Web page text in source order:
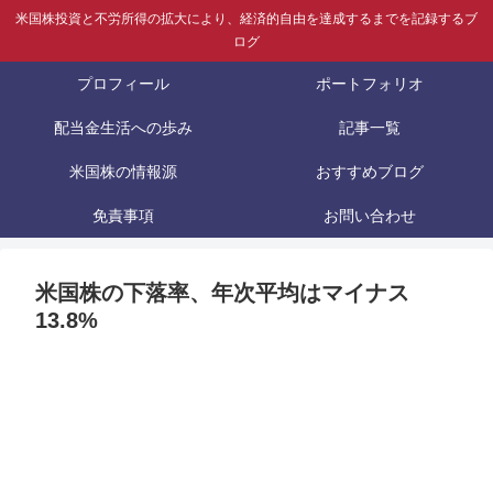
米国株投資と不労所得の拡大により、経済的自由を達成するまでを記録するブ
ログ
プロフィール ポートフォリオ
配当金生活への歩み 記事一覧
米国株の情報源 おすすめブログ
免責事項 お問い合わせ
米国株の下落率、年次平均はマイナス
13.8%